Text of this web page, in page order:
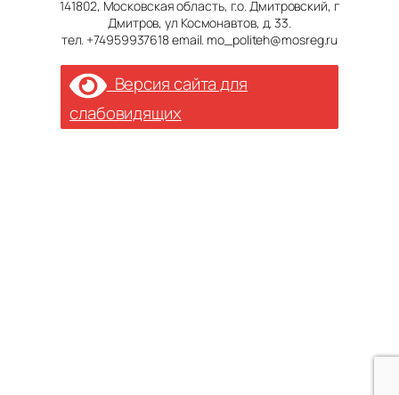
141802, Московская область, г.о. Дмитровский, г
Дмитров, ул Космонавтов, д. 33.
тел. +74959937618 email. mo_politeh@mosreg.ru
Версия сайта для
слабовидящих